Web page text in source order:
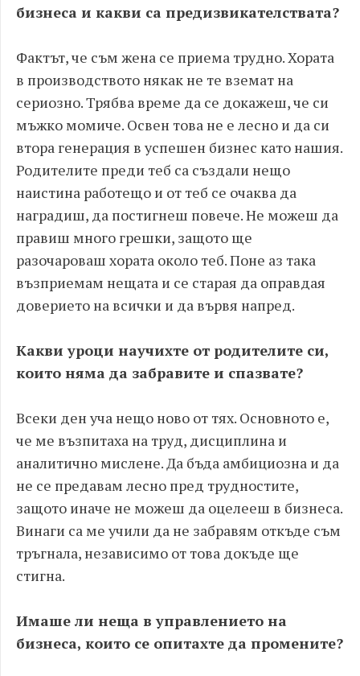
бизнеса и какви са предизвикателствата?
Фактът, че съм жена се приема трудно. Хората
в производството някак не те вземат на
сериозно. Трябва време да се докажеш, че си
мъжко момиче. Освен това не е лесно и да си
втора генерация в успешен бизнес като нашия.
Родителите преди теб са създали нещо
наистина работещо и от теб се очаква да
наградиш, да постигнеш повече. Не можеш да
правиш много грешки, защото ще
разочароваш хората около теб. Поне аз така
възприемам нещата и се старая да оправдая
доверието на всички и да вървя напред.
Какви уроци научихте от родителите си,
които няма да забравите и спазвате?
Всеки ден уча нещо ново от тях. Основното е,
че ме възпитаха на труд, дисциплина и
аналитично мислене. Да бъда амбициозна и да
не се предавам лесно пред трудностите,
защото иначе не можеш да оцелееш в бизнеса.
Винаги са ме учили да не забравям откъде съм
тръгнала, независимо от това докъде ще
стигна.
Имаше ли неща в управлението на
бизнеса, които се опитахте да промените?